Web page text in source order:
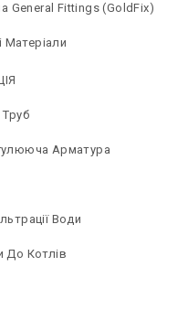
General Fittings (GoldFix)
Матеріали
Арматура
Води
До Котлів